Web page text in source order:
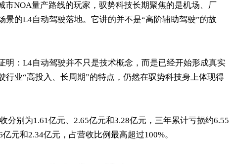
市NOA量产路线的玩家，驭势科技长期聚焦的是机场、厂
景的L4自动驾驶落地。它讲的并不是“高阶辅助驾驶”的故
明：L4自动驾驶并不只是技术概念，而是已经开始形成真实
业“高投入、长周期”的特点，仍然在驭势科技身上体现得
分别为1.61亿元、2.65亿元和3.28亿元，三年累计亏损约6.55
元和2.34亿元，占营收比例最高超过100%。